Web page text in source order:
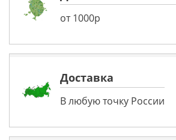
от 1000р
Доставка
В любую точку России